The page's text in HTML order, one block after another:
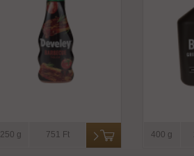
250 g 751 Ft 400 g